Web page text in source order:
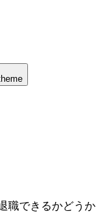
職できるかどうか